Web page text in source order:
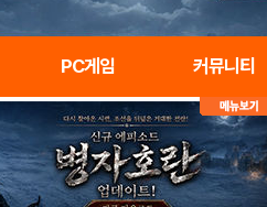
PC게임 커뮤니티